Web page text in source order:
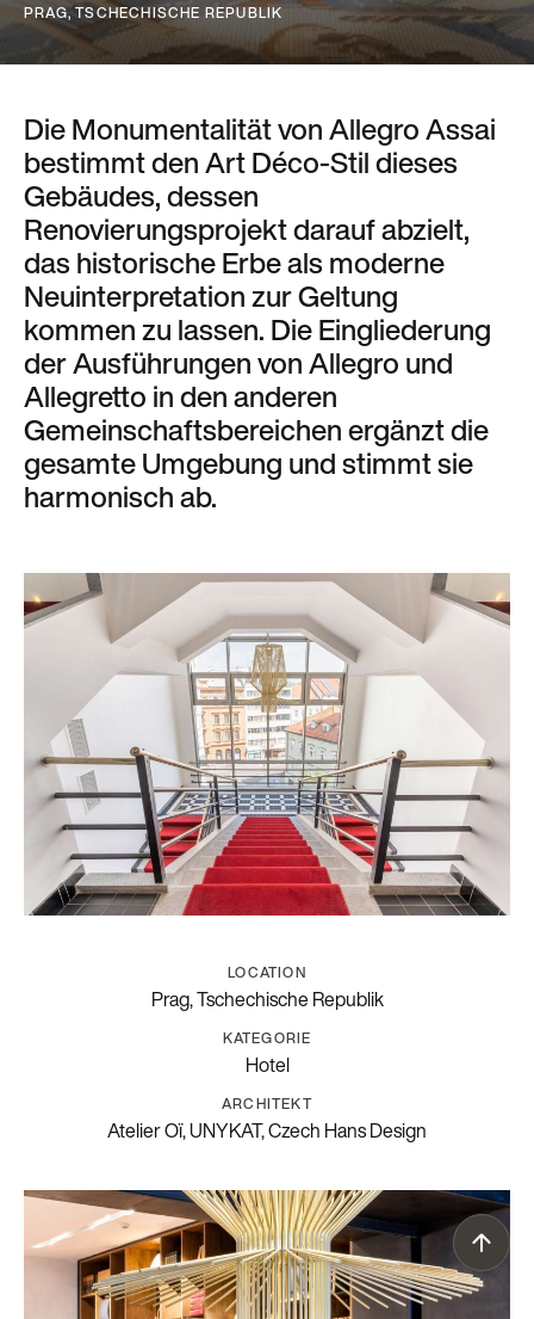
PRAG, TSCHECHISCHE REPUBLIK
LOCATION
Prag, Tschechische Republik
KATEGORIE
Hotel
ARCHITEKT
Atelier Oï, UNYKAT, Czech Hans Design
Die Monumentalität von Allegro Assai
bestimmt den Art Déco-Stil dieses
Gebäudes, dessen
Renovierungsprojekt darauf abzielt,
das historische Erbe als moderne
Neuinterpretation zur Geltung
kommen zu lassen. Die Eingliederung
der Ausführungen von Allegro und
Allegretto in den anderen
Gemeinschaftsbereichen ergänzt die
gesamte Umgebung und stimmt sie
harmonisch ab.